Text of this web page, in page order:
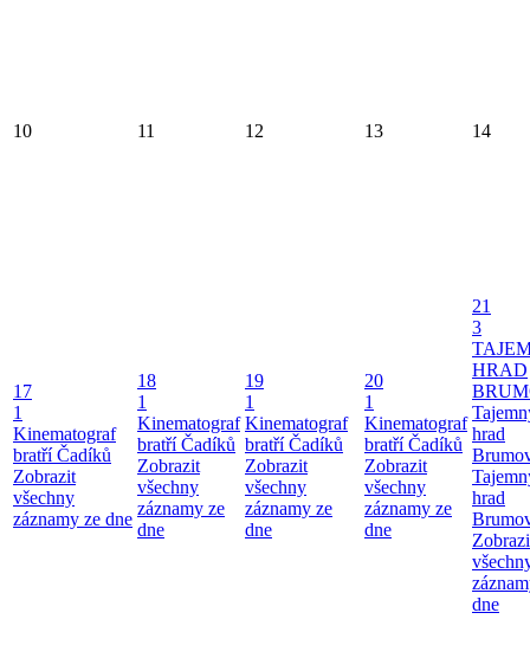
10 11 12 13 14
17
1
Kinematograf
bratří Čadíků
Zobrazit
všechny
záznamy ze dne
18
1
Kinematograf
bratří Čadíků
Zobrazit
všechny
záznamy ze
dne
19
1
Kinematograf
bratří Čadíků
Zobrazit
všechny
záznamy ze
dne
20
1
Kinematograf
bratří Čadíků
Zobrazit
všechny
záznamy ze
dne
21
3
HRAD
hrad
hrad
dne